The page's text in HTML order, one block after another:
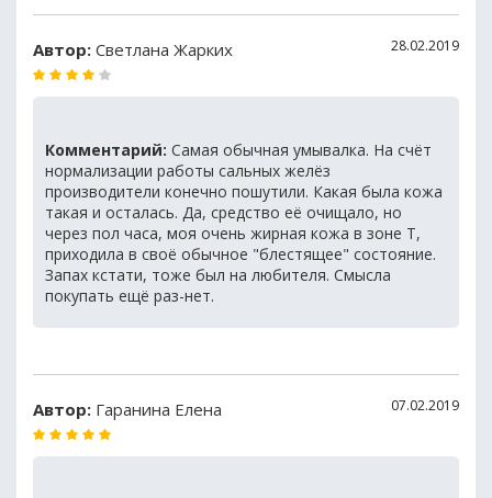
Автор: Светлана Жарких 28.02.2019
Комментарий: Самая обычная умывалка. На счёт
нормализации работы сальных желёз
производители конечно пошутили. Какая была кожа
такая и осталась. Да, средство её очищало, но
через пол часа, моя очень жирная кожа в зоне Т,
приходила в своё обычное "блестящее" состояние.
Запах кстати, тоже был на любителя. Смысла
покупать ещё раз-нет.
Автор: Гаранина Елена 07.02.2019